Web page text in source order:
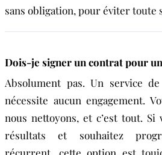
sans obligation, pour éviter toute
Dois-je signer un contrat pour
Absolument pas. Un service
nécessite aucun engagement.
nous nettoyons, et c’est tout. Si
résultats et souhaitez